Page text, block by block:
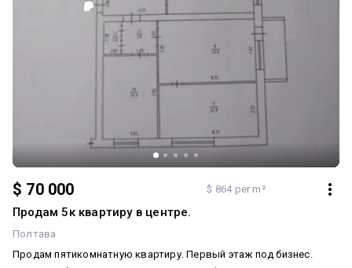
$ 70 000 $ 864 per m²
Продам 5к квартиру в центре.
Полтава
Продам пятикомнатную квартиру. Первый этаж под бизнес.